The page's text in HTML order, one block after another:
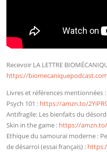
Recevoir LA LETTRE
https://
Livres et références mentionnées :
Psych 101 : https://amzn.to/
Antifragile: Les bienfaits du
Skin in the game : https://
Ethique du samouraï moderne :
de désarroi (essai français) :